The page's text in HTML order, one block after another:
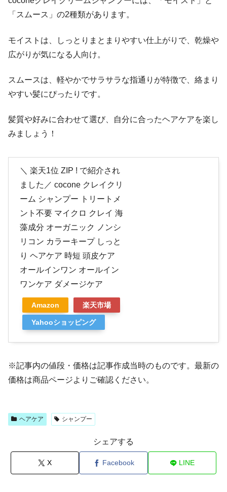
「スムース」の2種類があります。
モイストは、しっとりまとまりやすい仕上がりで、乾燥や
広がりが気になる人向け。
スムースは、軽やかでサラサラな指通りが特徴で、絡まり
やすい髪にぴったりです。
髪質や好みに合わせて選び、自分に合ったヘアケアを楽し
みましょう！
＼ 楽天1位 ZIP ! で紹介され
ました／ cocone クレイクリ
ーム シャンプー トリートメ
ント不要 マイクロ クレイ 海
藻成分 オーガニック ノンシ
リコン カラーキープ しっと
り ヘアケア 時短 頭皮ケア
オールインワン オールイン
ワンケア ダメージケア
Amazon 楽天市場
Yahooショッピング
※記事内の値段・価格は記事作成当時のものです。最新の
価格は商品ページよりご確認ください。
ヘアケア シャンプー
シェアする
X Facebook LINE